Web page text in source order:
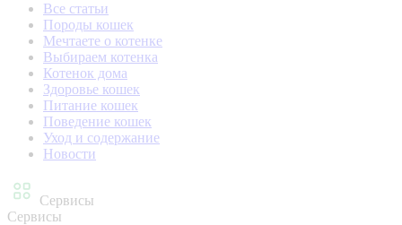
Все статьи
Породы кошек
Мечтаете о котенке
Выбираем котенка
Котенок дома
Здоровье кошек
Питание кошек
Поведение кошек
Уход и содержание
Новости
Сервисы
Сервисы